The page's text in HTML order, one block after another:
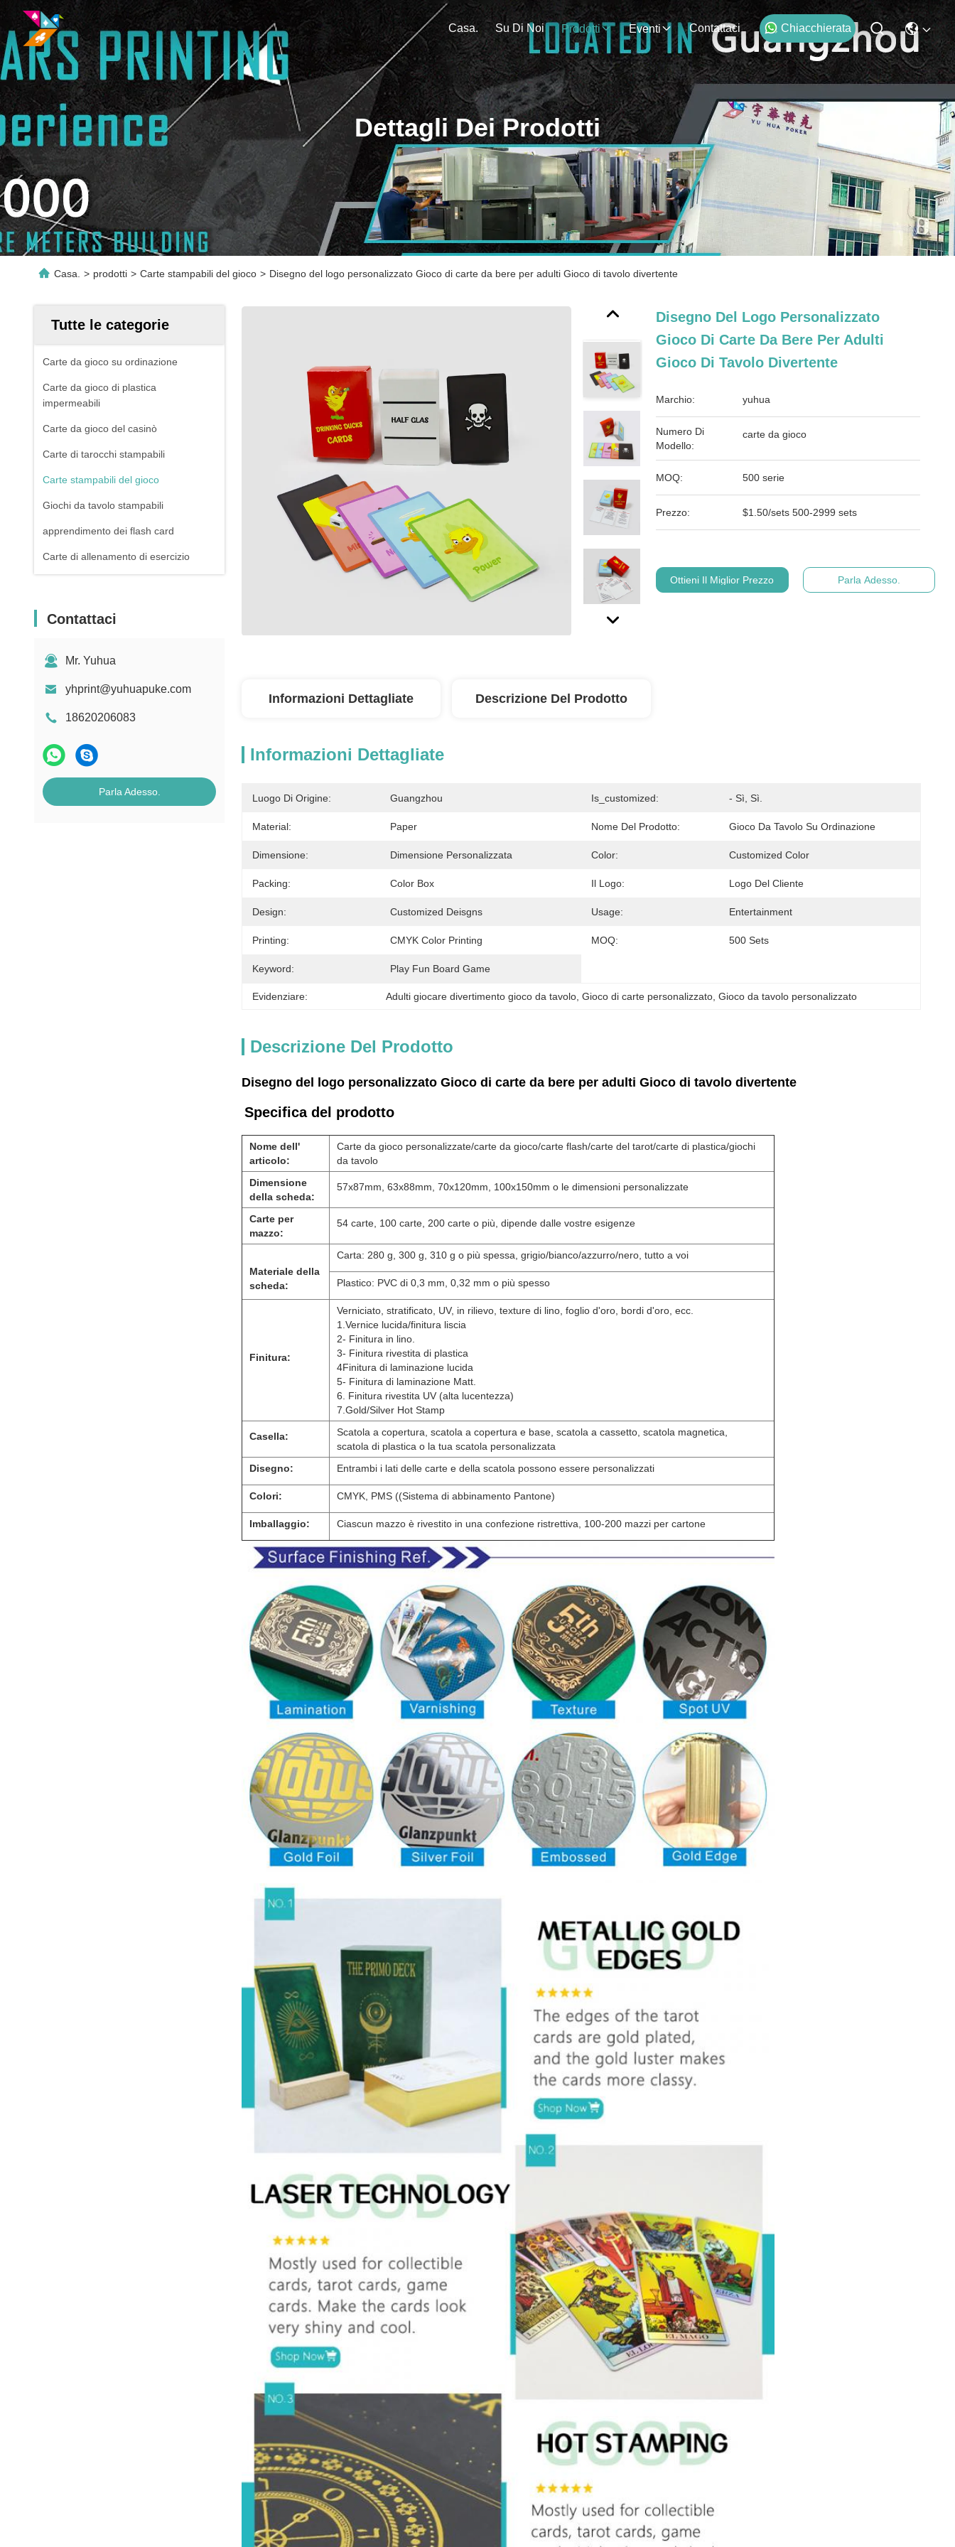
Casa. Su Di Noi Prodotti Eventi Contattaci Chiacchierata
Dettagli Dei Prodotti
Casa. > prodotti > Carte stampabili del gioco > Disegno del logo personalizzato Gioco di carte da bere per adulti Gioco di tavolo divertente
Tutte le categorie
Carte da gioco su ordinazione
Carte da gioco di plastica
impermeabili
Carte da gioco del casinò
Carte di tarocchi stampabili
Carte stampabili del gioco
Giochi da tavolo stampabili
apprendimento dei flash card
Carte di allenamento di esercizio
Contattaci
Mr. Yuhua
yhprint@yuhuapuke.com
18620206083
Parla Adesso.
Disegno Del Logo Personalizzato
Gioco Di Carte Da Bere Per Adulti
Gioco Di Tavolo Divertente
Marchio: yuhua
Numero Di
Modello:
carte da gioco
MOQ: 500 serie
Prezzo: $1.50/sets 500-2999 sets
Ottieni Il Miglior Prezzo Parla Adesso.
Informazioni Dettagliate Descrizione Del Prodotto
Informazioni Dettagliate
Luogo Di Origine: Guangzhou Is_customized: - Sì, Sì.
Material: Paper Nome Del Prodotto: Gioco Da Tavolo Su Ordinazione
Dimensione: Dimensione Personalizzata Color: Customized Color
Packing: Color Box Il Logo: Logo Del Cliente
Design: Customized Deisgns Usage: Entertainment
Printing: CMYK Color Printing MOQ: 500 Sets
Keyword: Play Fun Board Game
Evidenziare: Adulti giocare divertimento gioco da tavolo , Gioco di carte personalizzato , Gioco da tavolo personalizzato
Descrizione Del Prodotto
Disegno del logo personalizzato Gioco di carte da bere per adulti Gioco di tavolo divertente
Specifica del prodotto
Nome dell'
articolo:
Carte da gioco personalizzate/carte da gioco/carte flash/carte del tarot/carte di plastica/giochi
da tavolo
Dimensione
della scheda:
57x87mm, 63x88mm, 70x120mm, 100x150mm o le dimensioni personalizzate
Carte per
mazzo:
54 carte, 100 carte, 200 carte o più, dipende dalle vostre esigenze
Materiale della
scheda:
Carta: 280 g, 300 g, 310 g o più spessa, grigio/bianco/azzurro/nero, tutto a voi
Plastico: PVC di 0,3 mm, 0,32 mm o più spesso
Finitura:
Verniciato, stratificato, UV, in rilievo, texture di lino, foglio d'oro, bordi d'oro, ecc.
1.Vernice lucida/finitura liscia
2- Finitura in lino.
3- Finitura rivestita di plastica
4Finitura di laminazione lucida
5- Finitura di laminazione Matt.
6. Finitura rivestita UV (alta lucentezza)
7.Gold/Silver Hot Stamp
Casella:
Scatola a copertura, scatola a copertura e base, scatola a cassetto, scatola magnetica,
scatola di plastica o la tua scatola personalizzata
Disegno:
Entrambi i lati delle carte e della scatola possono essere personalizzati
Colori: CMYK, PMS ((Sistema di abbinamento Pantone)
Imballaggio: Ciascun mazzo è rivestito in una confezione ristrettiva, 100-200 mazzi per cartone